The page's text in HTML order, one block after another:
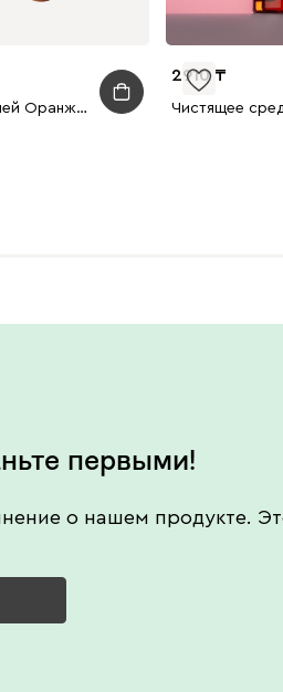
Торшер Алней Оранжевый
2910
первыми!
о нашем продукте.